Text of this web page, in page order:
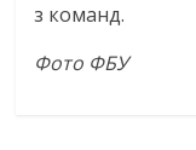
з команд.
Фото ФБУ